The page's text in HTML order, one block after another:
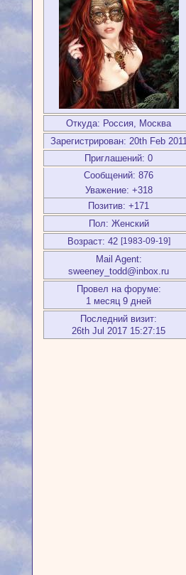
Откуда: Россия, Москва
Зарегистрирован: 20th Feb 2011
Приглашений: 0
Сообщений: 876
Уважение: +318
Позитив: +171
Пол: Женский
Возраст: 42 [1983-09-19]
Mail Agent:
sweeney_todd@inbox.ru
Провел на форуме:
1 месяц 9 дней
Последний визит:
26th Jul 2017 15:27:15